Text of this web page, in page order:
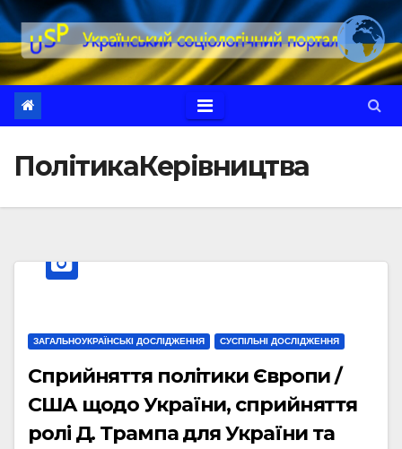
Перейти
до
вмісту
ПолітикаКерівництва
ЗАГАЛЬНОУКРАЇНСЬКІ ДОСЛІДЖЕННЯ СУСПІЛЬНІ ДОСЛІДЖЕННЯ
Сприйняття політики Європи /
США щодо України, сприйняття
ролі Д. Трампа для України та